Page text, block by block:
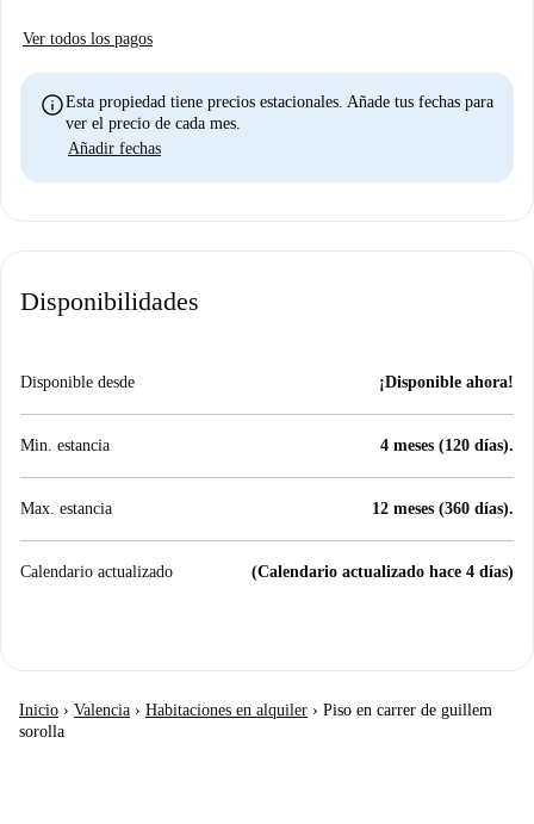
Ver todos los pagos
infoEsta propiedad tiene precios estacionales. Añade tus fechas para
ver el precio de cada mes.
Añadir fechas
Disponibilidades
Disponible desde ¡Disponible ahora!
Min. estancia 4 meses (120 días).
Max. estancia 12 meses (360 días).
Calendario actualizado (Calendario actualizado hace 4 días)
Inicio › Valencia › Habitaciones en alquiler › Piso en carrer de guillem
sorolla